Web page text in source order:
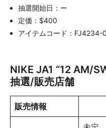
抽選開始日：ー
定価：$400
アイテムコード：FJ4234-
NIKE JA1 “12 AM/
抽選/販売店舗
販売情報